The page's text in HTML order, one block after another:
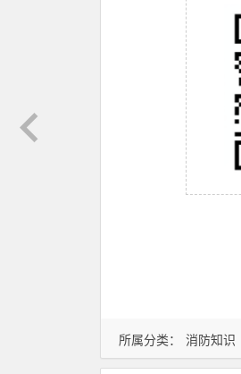
所属分类： 消防知识